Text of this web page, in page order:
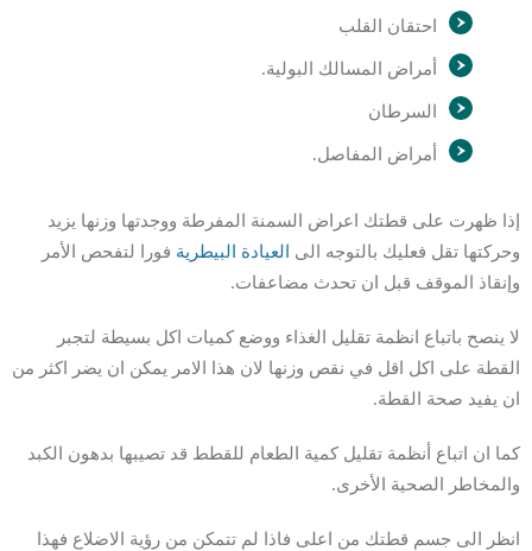
احتقان القلب
أمراض المسالك البولية.
السرطان
أمراض المفاصل.
إذا ظهرت على قطتك اعراض السمنة المفرطة ووجدتها وزنها يزيد
وحركتها تقل فعليك بالتوجه الى
العيادة البيطرية فورا لتفحص الأمر
وإنقاذ الموقف قبل ان تحدث مضاعفات.
لا ينصح باتباع انظمة تقليل الغذاء ووضع كميات اكل بسيطة لتجبر
القطة على اكل اقل في نقص وزنها لان هذا الامر يمكن ان يضر اكثر من
ان يفيد صحة القطة.
كما ان اتباع أنظمة تقليل كمية الطعام للقطط قد تصيبها بدهون الكبد
والمخاطر الصحية الأخرى.
انظر الى جسم قطتك من اعلى فاذا لم تتمكن من رؤية الاضلاع فهذا